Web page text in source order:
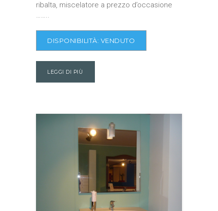
ribalta, miscelatore a prezzo d’occasione
……..
DISPONIBILITÀ: VENDUTO
LEGGI DI PIÙ